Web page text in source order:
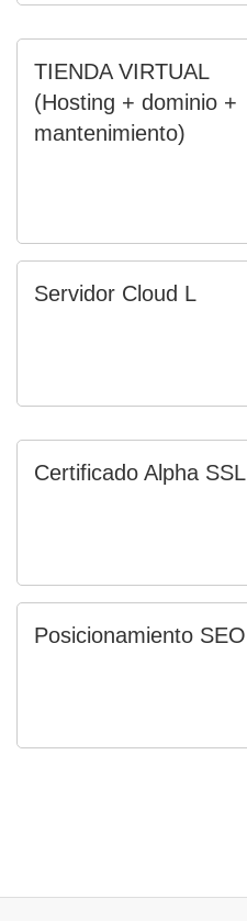
TIENDA VIRTUAL
(Hosting + dominio +
mantenimiento)
Servidor Cloud L
Certificado Alpha SSL
Posicionamiento SEO